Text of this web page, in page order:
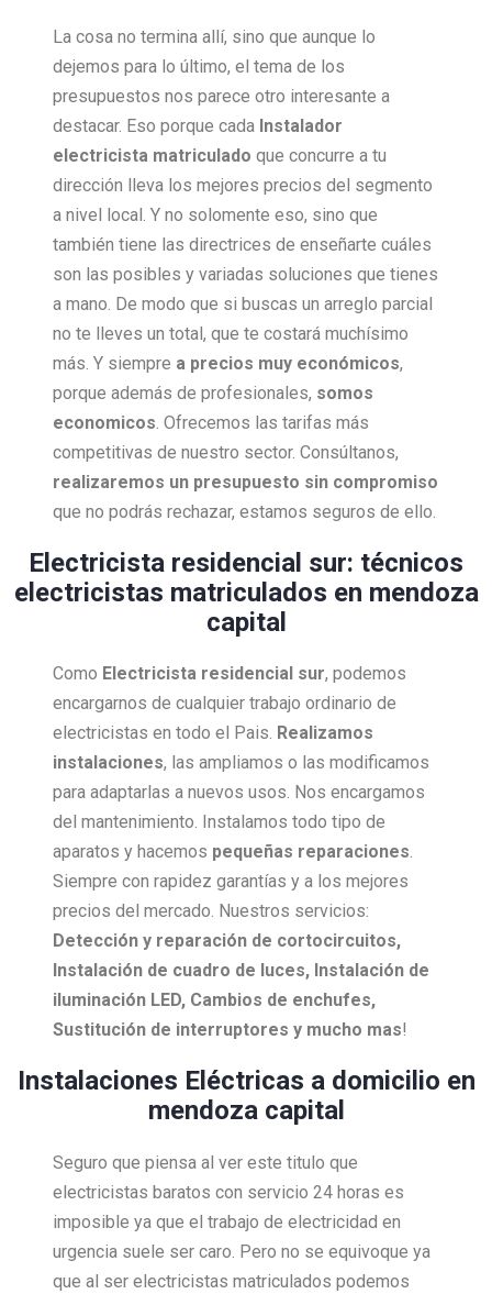
La cosa no termina allí, sino que aunque lo
dejemos para lo último, el tema de los
presupuestos nos parece otro interesante a
destacar. Eso porque cada Instalador
electricista matriculado que concurre a tu
dirección lleva los mejores precios del segmento
a nivel local. Y no solomente eso, sino que
también tiene las directrices de enseñarte cuáles
son las posibles y variadas soluciones que tienes
a mano. De modo que si buscas un arreglo parcial
no te lleves un total, que te costará muchísimo
más. Y siempre a precios muy económicos,
porque además de profesionales, somos
economicos . Ofrecemos las tarifas más
competitivas de nuestro sector. Consúltanos,
realizaremos un presupuesto sin compromiso
que no podrás rechazar, estamos seguros de ello.
Electricista residencial sur: técnicos
electricistas matriculados en mendoza
capital
Como Electricista residencial sur, podemos
encargarnos de cualquier trabajo ordinario de
electricistas en todo el Pais. Realizamos
instalaciones, las ampliamos o las modificamos
para adaptarlas a nuevos usos. Nos encargamos
del mantenimiento. Instalamos todo tipo de
aparatos y hacemos pequeñas reparaciones.
Siempre con rapidez garantías y a los mejores
precios del mercado. Nuestros servicios:
Detección y reparación de cortocircuitos,
Instalación de cuadro de luces, Instalación de
iluminación LED, Cambios de enchufes,
Sustitución de interruptores y mucho mas!
Instalaciones Eléctricas a domicilio en
mendoza capital
Seguro que piensa al ver este titulo que
electricistas baratos con servicio 24 horas es
imposible ya que el trabajo de electricidad en
urgencia suele ser caro. Pero no se equivoque ya
que al ser electricistas matriculados podemos